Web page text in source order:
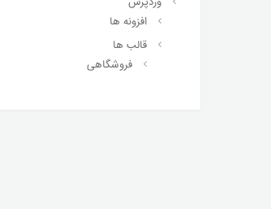
افزونه ها
قالب ها
فروشگاهی